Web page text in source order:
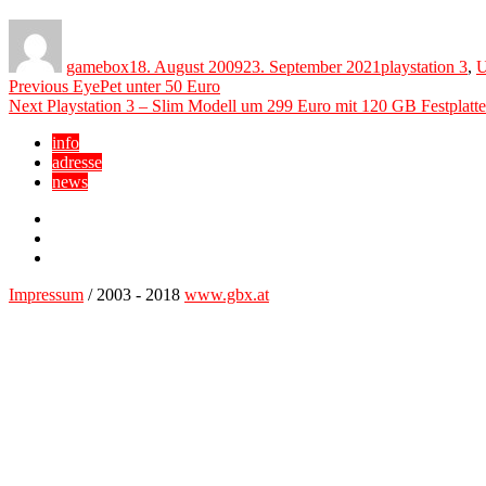
gamebox18. August 200923. September 2021playstation 3,
Beitragsnavigation
Previous Previous
post:
EyePet unter 50 Euro
Next Next
Playstation 3 – Slim Modell um 299 Euro mit 120 GB Festplatte
info
adresse
news
Impressum / 2003 - 2018 www.gbx.at